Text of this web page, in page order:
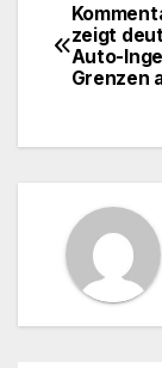
zeigt
Auto-
Grenzen